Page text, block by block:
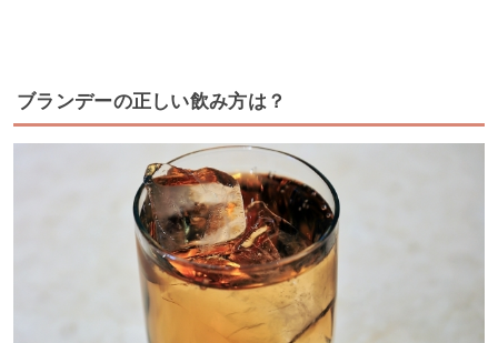
ブランデーの正しい飲み方は？